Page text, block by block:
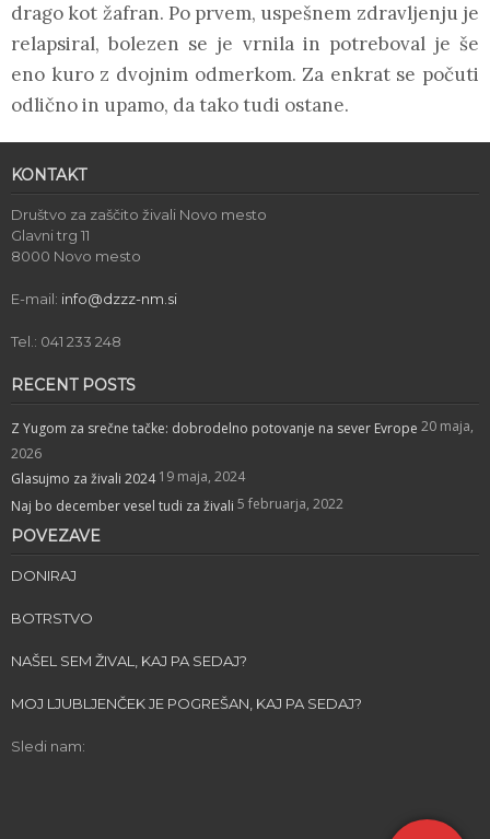
drago kot žafran. Po prvem, uspešnem zdravljenju je
relapsiral, bolezen se je vrnila in potreboval je še
eno kuro z dvojnim odmerkom. Za enkrat se počuti
odlično in upamo, da tako tudi ostane.
KONTAKT
Društvo za zaščito živali Novo mesto
Glavni trg 11
8000 Novo mesto
E-mail: info@dzzz-nm.si
Tel.: 041 233 248
RECENT POSTS
Z Yugom za srečne tačke: dobrodelno potovanje na sever Evrope 20 maja,
2026
Glasujmo za živali 2024 19 maja, 2024
Naj bo december vesel tudi za živali 5 februarja, 2022
POVEZAVE
DONIRAJ
BOTRSTVO
NAŠEL SEM ŽIVAL, KAJ PA SEDAJ?
MOJ LJUBLJENČEK JE POGREŠAN, KAJ PA SEDAJ?
Sledi nam: